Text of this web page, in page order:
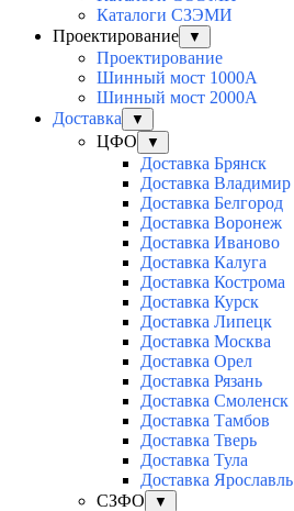
Каталоги СЗЭМИ
Проектирование
▼
Проектирование
Шинный мост 1000А
Шинный мост 2000А
Доставка
▼
ЦФО ▼
Доставка Брянск
Доставка Владимир
Доставка Белгород
Доставка Воронеж
Доставка Иваново
Доставка Калуга
Доставка Кострома
Доставка Курск
Доставка Липецк
Доставка Москва
Доставка Орел
Доставка Рязань
Доставка Смоленск
Доставка Тамбов
Доставка Тверь
Доставка Тула
Доставка Ярославль
СЗФО
▼